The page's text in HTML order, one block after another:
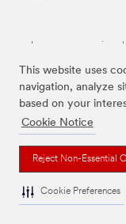
This website uses
navigation, analyze
based on your
Cookie Notice
Reject Non-Essential
Cookie Preferences
Las marcas